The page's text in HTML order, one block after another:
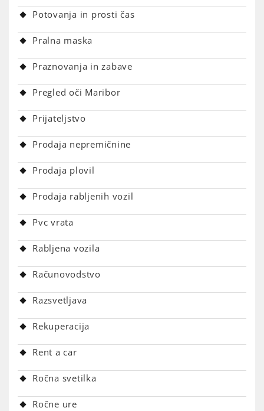
Potovanja in prosti čas
Pralna maska
Praznovanja in zabave
Pregled oči Maribor
Prijateljstvo
Prodaja nepremičnine
Prodaja plovil
Prodaja rabljenih vozil
Pvc vrata
Rabljena vozila
Računovodstvo
Razsvetljava
Rekuperacija
Rent a car
Ročna svetilka
Ročne ure